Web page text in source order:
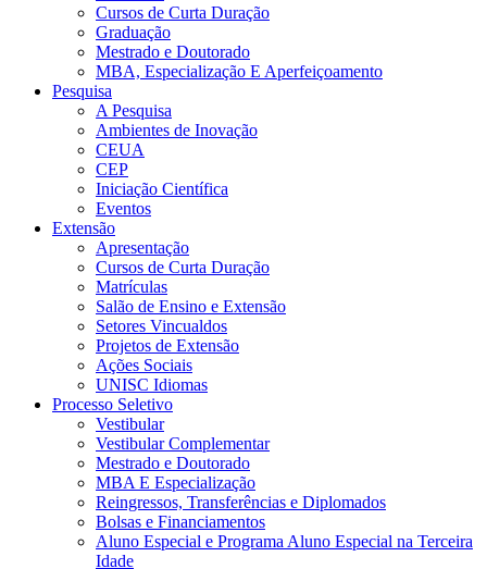
Cursos de Curta Duração
Graduação
Mestrado e Doutorado
MBA, Especialização E Aperfeiçoamento
Pesquisa
A Pesquisa
Ambientes de Inovação
CEUA
CEP
Iniciação Científica
Eventos
Extensão
Apresentação
Cursos de Curta Duração
Matrículas
Salão de Ensino e Extensão
Setores Vincualdos
Projetos de Extensão
Ações Sociais
UNISC Idiomas
Processo Seletivo
Vestibular
Vestibular Complementar
Mestrado e Doutorado
MBA E Especialização
Reingressos, Transferências e Diplomados
Bolsas e Financiamentos
Aluno Especial e Programa Aluno Especial na Terceira
Idade